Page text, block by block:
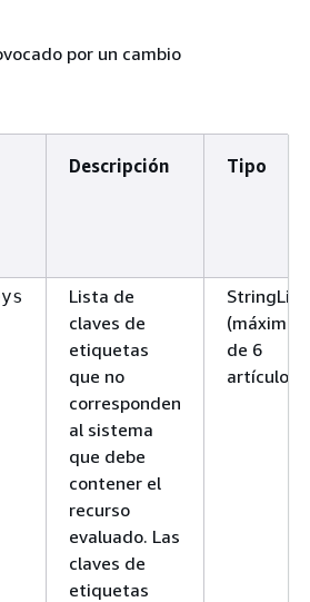
por un cambio
Descripción Tipo
Lista de
claves de
etiquetas
que no
corresponden
al sistema
que debe
contener el
recurso
evaluado. Las
claves de
etiquetas
StringList
(máximo
de 6
artículos)